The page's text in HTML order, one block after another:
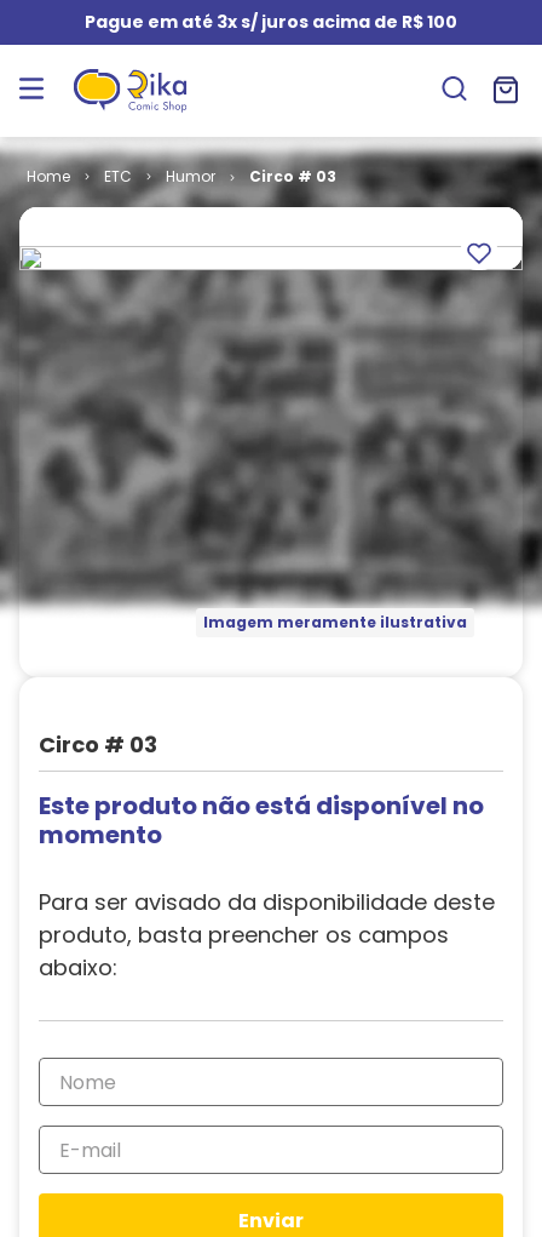
Pague em até 3x s/ juros acima de R$ 100
ETC Humor Circo # 03
Imagem meramente ilustrativa
Circo # 03
Este produto não está disponível no
momento
Para ser avisado da disponibilidade deste
produto, basta preencher os campos
abaixo:
Enviar